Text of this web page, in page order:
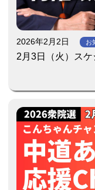
2026年2月2日 お
2月3日（火）ス